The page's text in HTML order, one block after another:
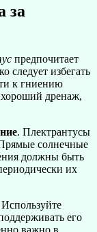
за
предпочитает
следует избегать
к гниению
дренаж,
. Плектрантусы
солнечные
должны быть
их
Используйте
его
важно в